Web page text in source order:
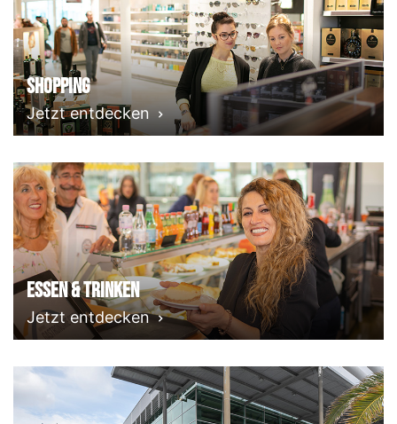
Shopping
Jetzt entdecken
Essen & Trinken
Jetzt entdecken